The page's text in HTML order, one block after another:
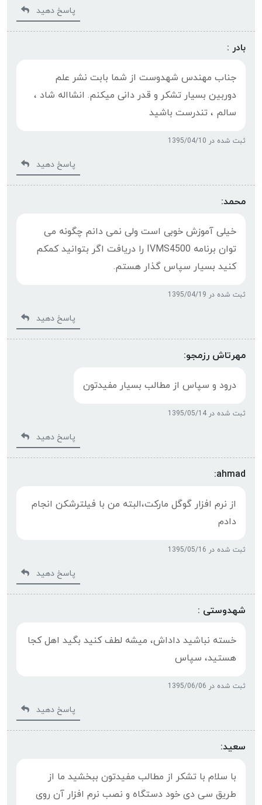
پاسخ دهید
بادر :
جناب مهندس شهدوست از شما بابت نشر علم
دوربین بسیار تشکر و قدر دانی میکنم. انشااله شاد ،
سالم ، تندرست باشید
ثبت شده در 1395/04/10
پاسخ دهید
محمد:
خیلی آموزش خوبی است ولی نمی دانم چگونه می
توان برنامه IVMS4500 را دریافت اگر بتوانید کمکم
کنید بسیار سپاس گذار هستم.
ثبت شده در 1395/04/19
پاسخ دهید
مهرتاش رزمجو:
درود و سپاس از مطالب بسیار مفیدتون
ثبت شده در 1395/05/14
پاسخ دهید
ahmad:
از نرم افزار گوگل مارکت،البته من با فیلترشکن انجام
دادم
ثبت شده در 1395/05/16
پاسخ دهید
شهدوستی :
خسته نباشید داداش، میشه لطف کنید بگید اهل کجا
هستید، سپاس
ثبت شده در 1395/06/06
پاسخ دهید
سعید:
با سلام با تشکر از مطالب مفیدتون ببخشید ما از
طریق سی دی خود دستگاه و نصب نرم افزار آن روی